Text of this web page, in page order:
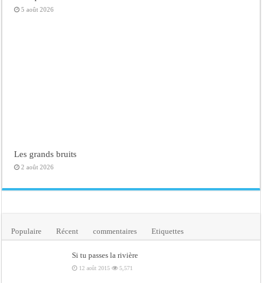
5 août 2026
Les grands bruits
2 août 2026
Populaire Récent commentaires Etiquettes
Si tu passes la rivière
12 août 2015 5,571